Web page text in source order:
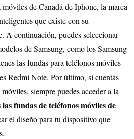
de Canadá de Iphone, la marca
que existe con su
A continuación, puedes seleccionar
de Samsung, como los Samsung
las fundas para teléfonos móviles
Redmi Note. Por último, si cuentas
siempre puedes acceder a la
las fundas de teléfonos móviles de
el diseño para tu dispositivo que